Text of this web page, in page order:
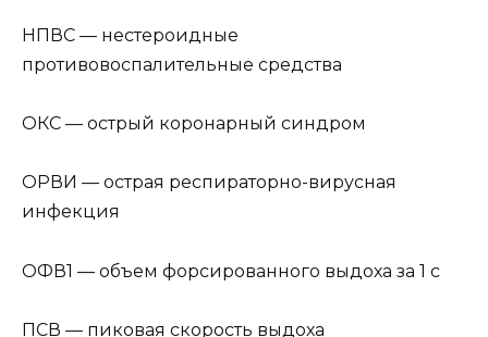
НПВС — нестероидные
противовоспалительные средства
ОКС — острый коронарный синдром
ОРВИ — острая респираторно-вирусная
инфекция
ОФВ1 — объем форсированного выдоха за 1 с
ПСВ — пиковая скорость выдоха